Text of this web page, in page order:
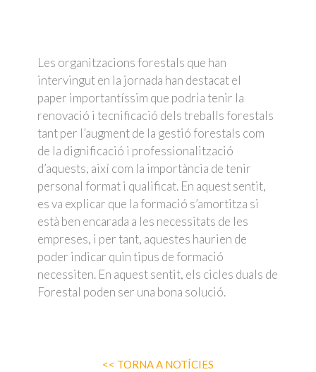
Les organitzacions forestals que han
intervingut en la jornada han destacat el
paper importantíssim que podria tenir la
renovació i tecnificació dels treballs forestals
tant per l’augment de la gestió forestals com
de la dignificació i professionalització
d’aquests, així com la importància de tenir
personal format i qualificat. En aquest sentit,
es va explicar que la formació s’amortitza si
està ben encarada a les necessitats de les
empreses, i per tant, aquestes haurien de
poder indicar quin tipus de formació
necessiten. En aquest sentit, els cicles duals de
Forestal poden ser una bona solució.
<< TORNA A NOTÍCIES